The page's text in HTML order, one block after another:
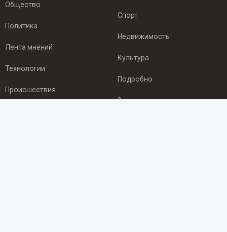
Общество
Политика
Лента мнений
Технологии
Происшествия
Спорт
Недвижимость
Культура
Подробно
Здоровье